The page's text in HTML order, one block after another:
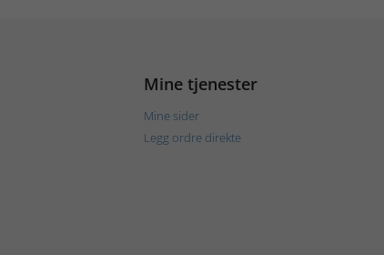
Mine tjenester
Mine sider
Legg ordre direkte